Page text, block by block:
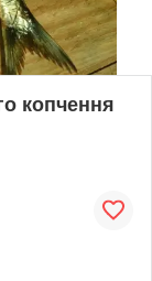
копчення